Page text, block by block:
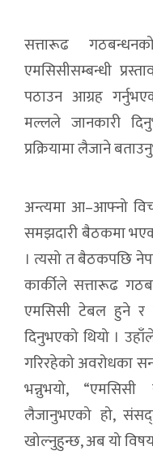
सत्तारूढ
एमसिसीसम्बन्धी
पठाउन आग्रह
मल्लले जानकारी
प्रक्रियामा लैजाने
अन्त्यमा आ–आफ्नो
समझदारी बैठकमा
। त्यसो त बैठकपछि
कार्कीले सत्तारूढ
एमसिसी टेबल हुने र
दिनुभएको थियो ।
गरिरहेको अवरोधका
भन्नुभयो,
लैजानुभएको हो,
खोल्नुहुन्छ, अब यो